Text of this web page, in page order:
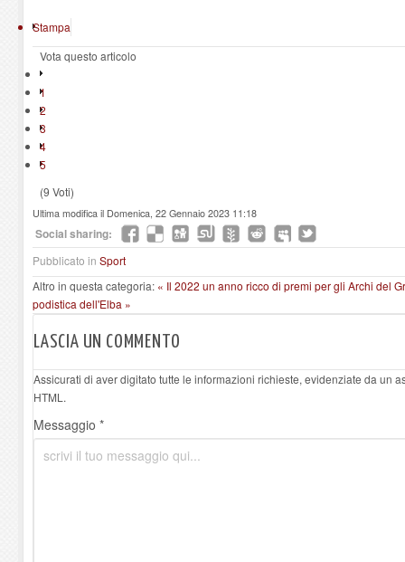
Stampa
Vota questo articolo
1
2
3
4
5
(9 Voti)
Ultima modifica il Domenica, 22 Gennaio 2023 11:18
Social sharing:
Pubblicato in Sport
Altro in questa categoria: « Il 2022 un anno ricco di premi per gli Archi del
podistica dell'Elba »
LASCIA UN COMMENTO
Assicurati di aver digitato tutte le informazioni richieste, evidenziate da un
HTML.
Messaggio *